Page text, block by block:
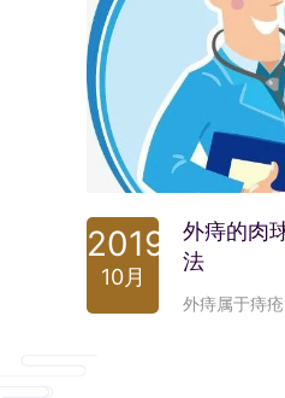
2019
10月
外痔的肉
法